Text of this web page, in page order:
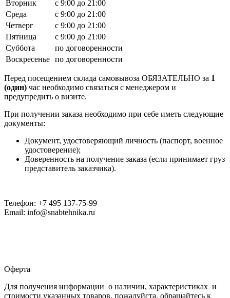
Вторник
с 9:00 до 21:00
Среда
с 9:00 до 21:00
Четверг
с 9:00 до 21:00
Пятница
с 9:00 до 21:00
Суббота
по договоренности
Воскресенье по договоренности
Перед посещением склада самовывоза ОБЯЗАТЕЛЬНО за 1
(один) час необходимо связаться с менеджером и
предупредить о визите.
При получении заказа необходимо при себе иметь следующие
документы:
Документ, удостоверяющий личность (паспорт, военное
удостоверение);
Доверенность на получение заказа (если принимает груз
представитель заказчика).
Телефон: +7 495 137-75-99
Email: info@snabtehnika.ru
Оферта
Для получения информации о наличии, характеристиках и
стоимости указанных товаров, пожалуйста, обращайтесь к